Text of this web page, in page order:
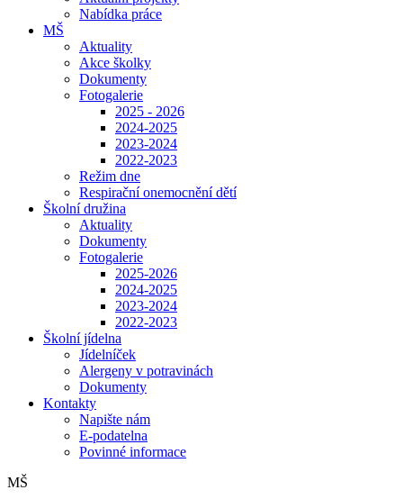
Nabídka práce
MŠ
Aktuality
Akce školky
Dokumenty
Fotogalerie
2025 - 2026
2024-2025
2023-2024
2022-2023
Režim dne
Respirační onemocnění dětí
Školní družina
Aktuality
Dokumenty
Fotogalerie
2025-2026
2024-2025
2023-2024
2022-2023
Školní jídelna
Jídelníček
Alergeny v potravinách
Dokumenty
Kontakty
Napište nám
E-podatelna
Povinné informace
MŠ